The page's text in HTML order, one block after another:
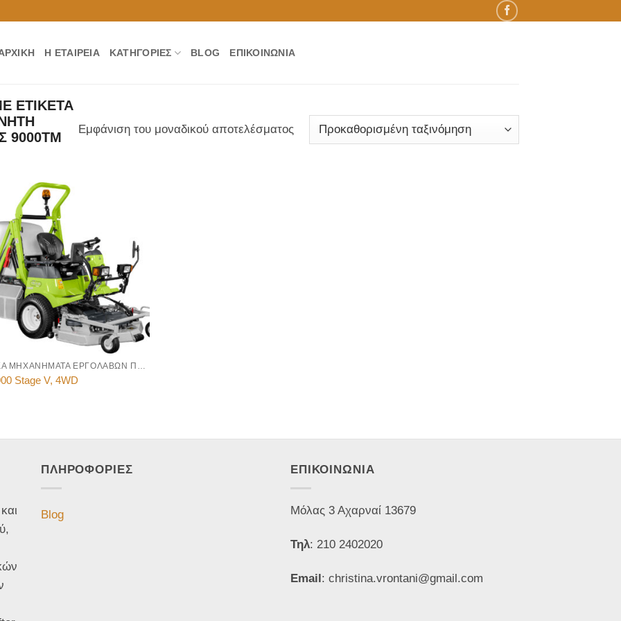
Η ΕΤΑΙΡΕΊΑ ΚΑΤΗΓΟΡΊΕΣ BLOG ΕΠΙΚΟΙΝΩΝΊΑ
ΕΤΙΚΈΤΑ
9000ΤΜ
Εμφάνιση του μοναδικού αποτελέσματος
Stage V, 4WD
ΠΛΗΡΟΦΟΡΙΕΣ
Blog
ΕΠΙΚΟΙΝΩΝΙΑ
Μόλας 3 Αχαρναί 13679
Τηλ: 210 2402020
Email : christina.vrontani@gmail.com